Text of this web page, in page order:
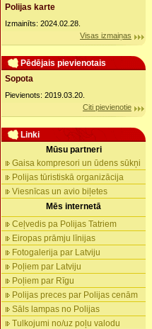
Polijas karte
Izmainīts: 2024.02.28.
Visas izmaiņas
Pēdējais pievienotais
Sopota
Pievienots: 2019.03.20.
Citi pievienotie
Linki
Mūsu partneri
Gaisa kompresori un ūdens sūkņi
Polijas tūristiskā organizācija
Viesnīcas un avio biļetes
Mēs internetā
Ceļvedis pa Polijas Tatriem
Eiropas prāmju līnijas
Fotogalerija par Latviju
Poļiem par Latviju
Poļiem par Rīgu
Polijas preces par Polijas cenām
Sāls lampas no Polijas
Tulkojumi no/uz poļu valodu